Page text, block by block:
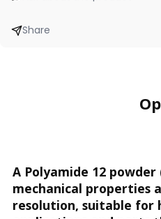
Share
A Polyamide 12
mechanical properties
resolution, suitable for